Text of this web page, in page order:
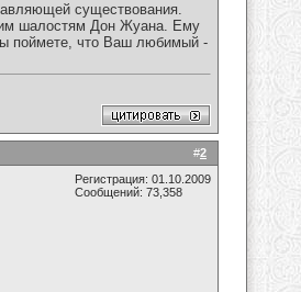
существования.
шалостям Дон Жуана. Ему
поймете, что Ваш любимый -
#2
Регистрация: 01.10.2009
Сообщений: 73,358